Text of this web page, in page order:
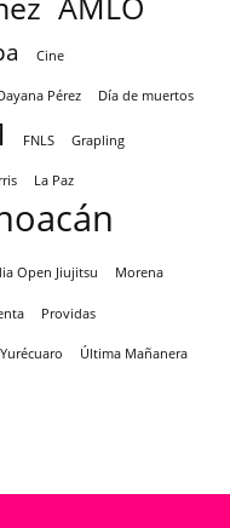
Cine
Pérez Día de muertos
FNLS Grapling
La Paz
Open Jiujitsu Morena
Providas
Yurécuaro Última Mañanera